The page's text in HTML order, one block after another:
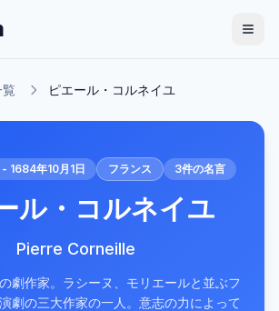
ピエール・コルネイユ
1684年10月1日 フランス 3件の名言
ル・コルネイユ
Pierre Corneille
劇作家。ラシーヌ、モリエールと並ぶフ
劇の三大作家の一人。意志の力によって